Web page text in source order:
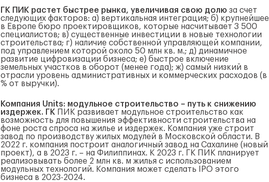
ГК ПИК растет быстрее рынка, увеличивая свою долю за счет
следующих факторов: а) вертикальная интеграция; б) крупнейшее
в Европе бюро проектировщиков, которые насчитывает 3 500
специалистов; в) существенные инвестиции в новые технологии
строительства; г) наличие собственной управляющей компании,
под управлением которой около 50 млн кв. м.; д) динамичное
развитие цифровизации бизнеса; е) быстрое включение
земельных участков в оборот (менее года); ж) самый низкий в
отрасли уровень административных и коммерческих расходов (в
% от выручки).
Компания Units: модульное строительство – путь к снижению
издержек. ГК ПИК развивает модульное строительство как
возможность для повышения эффективности строительства на
фоне роста спроса на жилье и издержек. Компания уже строит
завод по производству жилых модулей в Московской области. В
2022 г. компания построит аналогичный завод на Сахалине (новый
проект), а в 2023 г. – на Филиппинах. К 2023 г. ГК ПИК планирует
реализовывать более 2 млн кв. м жилья с использованием
модульных технологий. Компания может сделать IPO этого
бизнеса в 2023-2024.